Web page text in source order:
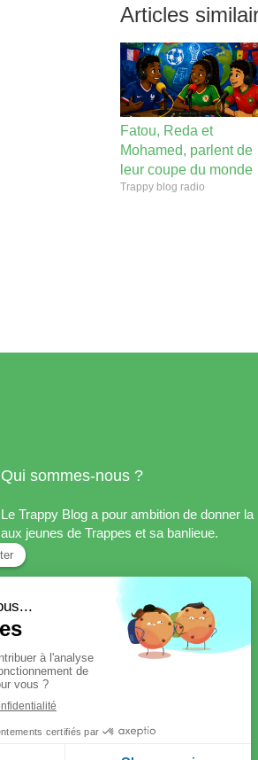
Articles
Fatou, Reda et
Mohamed, parlent de
leur coupe du monde
Trappy blog radio
Qui sommes-nous ?
Le Trappy Blog a pour ambition de donner la
aux jeunes de Trappes et sa banlieue.